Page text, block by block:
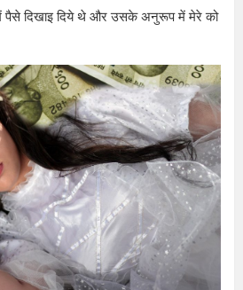
पैसे दिखाइ दिये थे और उसके अनुरूप में मेरे को